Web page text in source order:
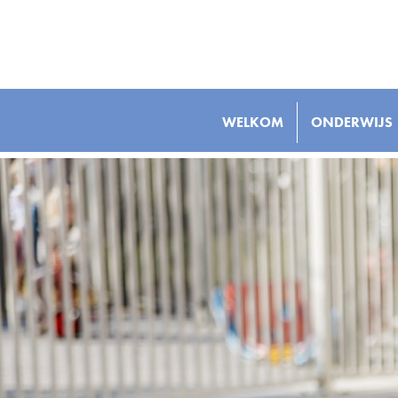
WELKOM ONDERWIJS